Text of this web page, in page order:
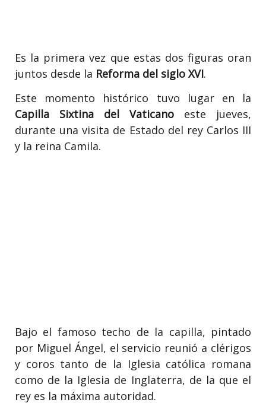
Es la primera vez que estas dos figuras oran
juntos desde la Reforma del siglo XVI.
Este momento histórico tuvo lugar en la
Capilla Sixtina del Vaticano este jueves,
durante una visita de Estado del rey Carlos III
y la reina Camila.
Bajo el famoso techo de la capilla, pintado
por Miguel Ángel, el servicio reunió a clérigos
y coros tanto de la Iglesia católica romana
como de la Iglesia de Inglaterra, de la que el
rey es la máxima autoridad.